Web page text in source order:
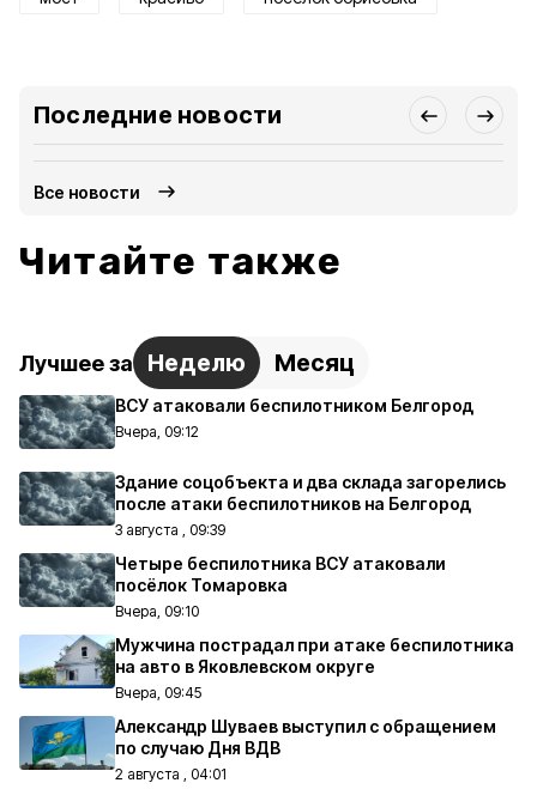
Последние новости
Все новости
Читайте также
Лучшее за Неделю Месяц
ВСУ атаковали беспилотником Белгород
Вчера, 09:12
Здание соцобъекта и два склада загорелись
после атаки беспилотников на Белгород
3 августа , 09:39
Четыре беспилотника ВСУ атаковали
посёлок Томаровка
Вчера, 09:10
Мужчина пострадал при атаке беспилотника
на авто в Яковлевском округе
Вчера, 09:45
Александр Шуваев выступил с обращением
по случаю Дня ВДВ
2 августа , 04:01